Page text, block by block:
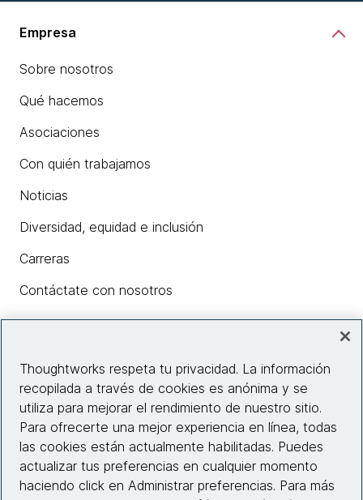
Empresa
Sobre nosotros
Qué hacemos
Asociaciones
Con quién trabajamos
Noticias
Diversidad, equidad e inclusión
Carreras
Contáctate con nosotros
Información del sitio web
Conecta con nosotros
Thoughtworks respeta tu privacidad. La información
recopilada a través de cookies es anónima y se
utiliza para mejorar el rendimiento de nuestro sitio.
Para ofrecerte una mejor experiencia en línea, todas
las cookies están actualmente habilitadas. Puedes
actualizar tus preferencias en cualquier momento
haciendo click en Administrar preferencias. Para más